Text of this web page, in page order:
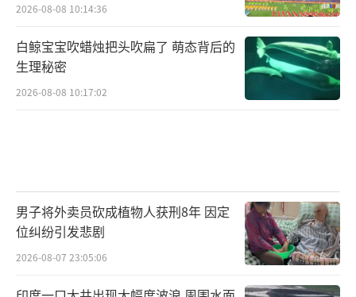
2026-08-08 10:14:36
白鲸宝宝吹蜡烛把头吹扁了 萌态背后的
生理秘密
2026-08-08 10:17:02
男子将外卖员砍成植物人获刑8年 因定
位纠纷引发悲剧
2026-08-07 23:05:06